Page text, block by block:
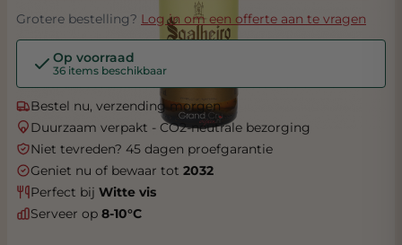
Grotere bestelling? Log in om een offerte aan te vragen
Op voorraad
36 items beschikbaar
Bestel nu, verzending morgen
Duurzaam verpakt - CO2-neutrale bezorging
Niet tevreden? 45 dagen proefgarantie
Geniet nu of bewaar tot 2032
Perfect bij Witte vis
Serveer op 8-10°C